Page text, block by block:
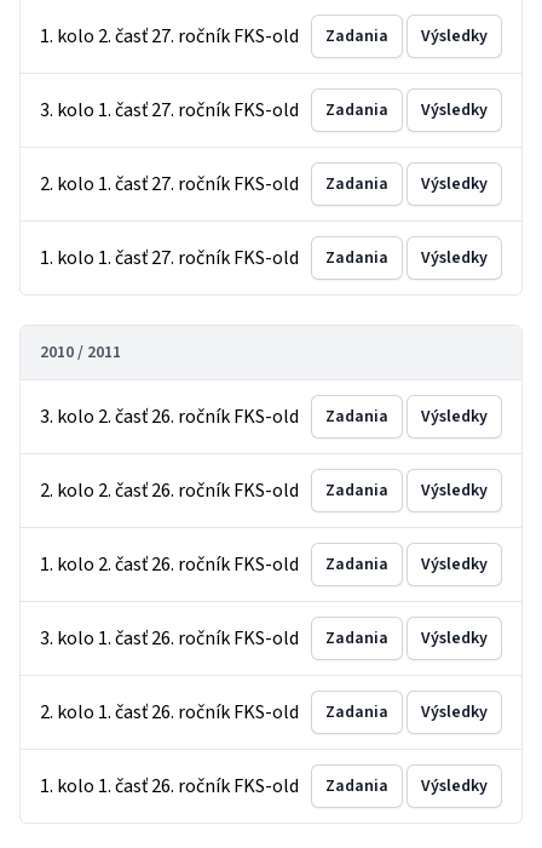
1. kolo 2. časť 27. ročník FKS-old Zadania Výsledky
3. kolo 1. časť 27. ročník FKS-old Zadania Výsledky
2. kolo 1. časť 27. ročník FKS-old Zadania Výsledky
1. kolo 1. časť 27. ročník FKS-old Zadania Výsledky
2010 / 2011
3. kolo 2. časť 26. ročník FKS-old Zadania Výsledky
2. kolo 2. časť 26. ročník FKS-old Zadania Výsledky
1. kolo 2. časť 26. ročník FKS-old Zadania Výsledky
3. kolo 1. časť 26. ročník FKS-old Zadania Výsledky
2. kolo 1. časť 26. ročník FKS-old Zadania Výsledky
1. kolo 1. časť 26. ročník FKS-old Zadania Výsledky